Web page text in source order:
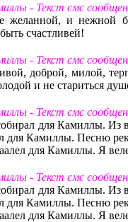
- Текст смс
желанной, и нежной
счастливей!
- Текст смс
доброй, милой,
и не стариться
- Текст смс
для Камиллы.
для Камиллы. Песню
для Камиллы. Я
- Текст смс
для Камиллы.
для Камиллы. Песню
для Камиллы. Я